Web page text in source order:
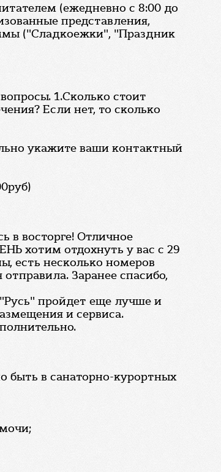
(ежедневно с 8:00 до
представления,
("Сладкоежки", "Праздник
1.Сколько стоит
Если нет, то сколько
укажите ваши контактный
в восторге! Отличное
хотим отдохнуть у вас с 29
есть несколько номеров
Заранее спасибо,
пройдет еще лучше и
и сервиса.
быть в санаторно-курортных